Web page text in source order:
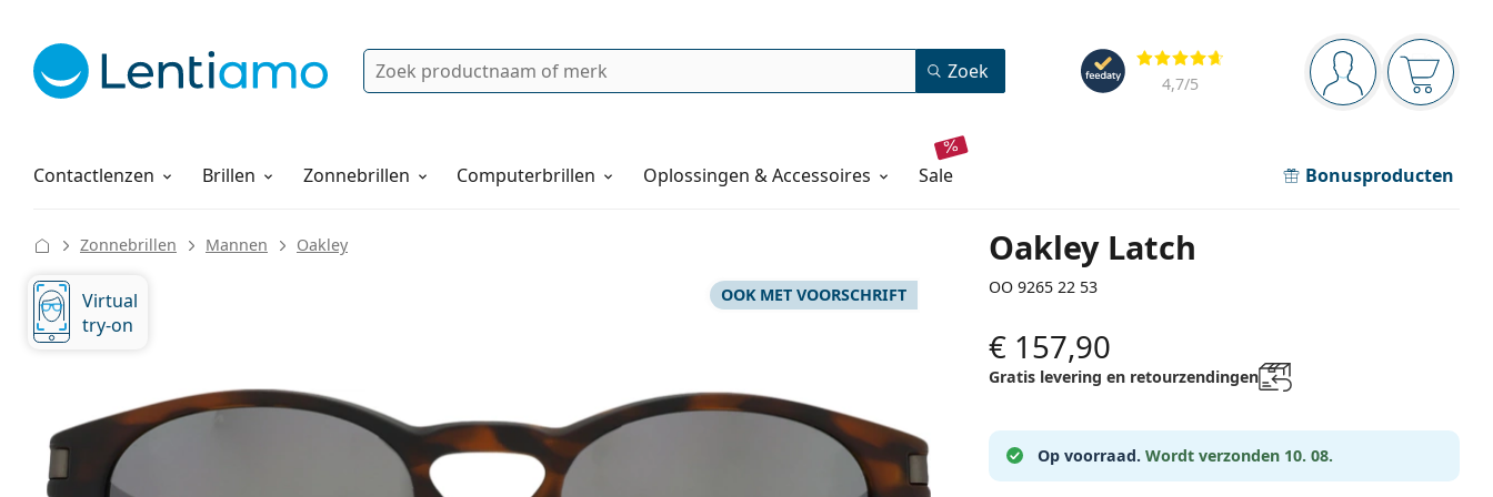
Navigatie
Je bent ingelogd
Jouw
Beoordelingen
4,7/5
Zoek Zoek
Contactlenzen
Lenzenvloeistoffen Brillen Zonnebrillen Computerbrillen Oplossingen & Accessoires sale Bonusproducten
Hoe bestellen
Oakley Latch
OO 9265 22 53
Zonnebrillen Mannen Oakley
OOK MET VOORSCHRIFT
Virtual
try-on
€ 157,90
Gratis levering en retourzendingen
Op voorraad. Wordt verzonden 10. 08.